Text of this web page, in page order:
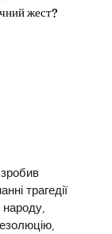
жест?
трагедії
народу,